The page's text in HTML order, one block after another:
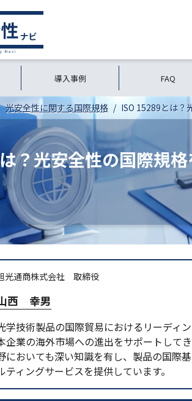
導入事例 FAQ
光安全性に関する国際規格 ISO 15289とは？
？光安全性の国際規
光通商株式会社 取締役
西 幸男
学技術製品の国際貿易におけるリーディ
企業の海外市場への進出をサポートして
においても深い知識を有し、製品の国際
ティングサービスを提供しています。